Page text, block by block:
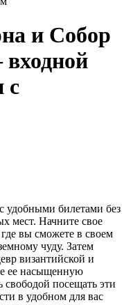
и Собор
с
удобными билетами без
мест. Начните свое
вы сможете в своем
чуду. Затем
византийской и
ее насыщенную
посещать эти
в удобном для вас